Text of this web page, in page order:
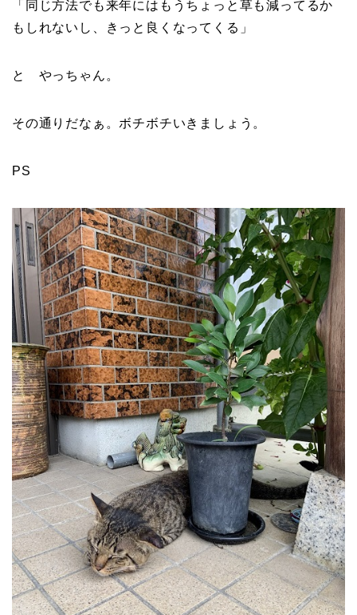
「同じ方法でも来年にはもうちょっと草も減ってるか
もしれないし、きっと良くなってくる」
と やっちゃん。
その通りだなぁ。ボチボチいきましょう。
PS